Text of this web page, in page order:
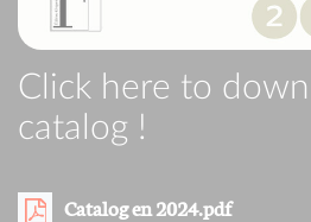
Click here to
catalog !
Catalog en 2024.pdf